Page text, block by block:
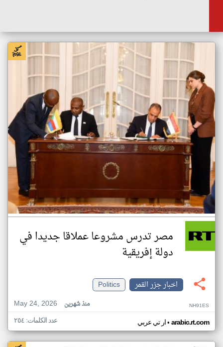
مصر تدرس مشروعا عملاقا جديدا في
دولة إفريقية
اخبار جزر القمر
Politics
May 24, 2026
منذ شهرين NH91ES
ار تي عربي• arabic.rt.com عدد الكلمات: ٢٥٤